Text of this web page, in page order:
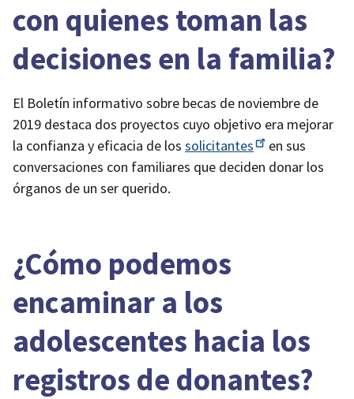
con quienes toman las
decisiones en la familia?
El Boletín informativo sobre becas de noviembre de
2019 destaca dos proyectos cuyo objetivo era mejorar
la confianza y eficacia de los solicitantes
en sus
conversaciones con familiares que deciden donar los
órganos de un ser querido.
¿Cómo podemos
encaminar a los
adolescentes hacia los
registros de donantes?